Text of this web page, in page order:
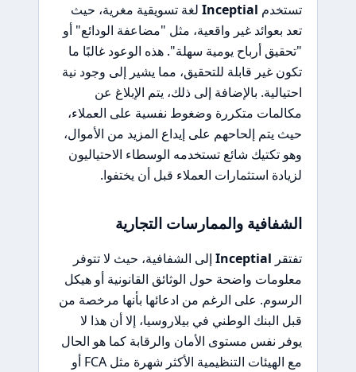
تستخدم Inceptial لغة تسويقية مغرية، حيث
تعد بعوائد غير واقعية، مثل "مضاعفة الودائع" أو
"تحقيق أرباح يومية سهلة". هذه الوعود غالبًا ما
تكون غير قابلة للتحقيق، مما يشير إلى وجود نية
احتيالية. بالإضافة إلى ذلك، يتم الإبلاغ عن
مكالمات متكررة وضغوط نفسية على العملاء،
حيث يتم إلحاحهم على إيداع المزيد من الأموال،
وهو تكتيك شائع تستخدمه الوسطاء الاحتياليون
لزيادة استثمارات العملاء قبل أن يختفوا.
الشفافية والممارسات التجارية
تفتقر Inceptialإلى الشفافية، حيث لا تتوفر
معلومات واضحة حول الوثائق القانونية أو هيكل
الرسوم. على الرغم من ادعائها بأنها مرخصة من
قبل البنك الوطني في بيلاروسيا، إلا أن هذا لا
يوفر نفس مستوى الأمان والرقابة كما هو الحال
مع الهيئات التنظيمية الأكثر شهرة مثل FCA أو